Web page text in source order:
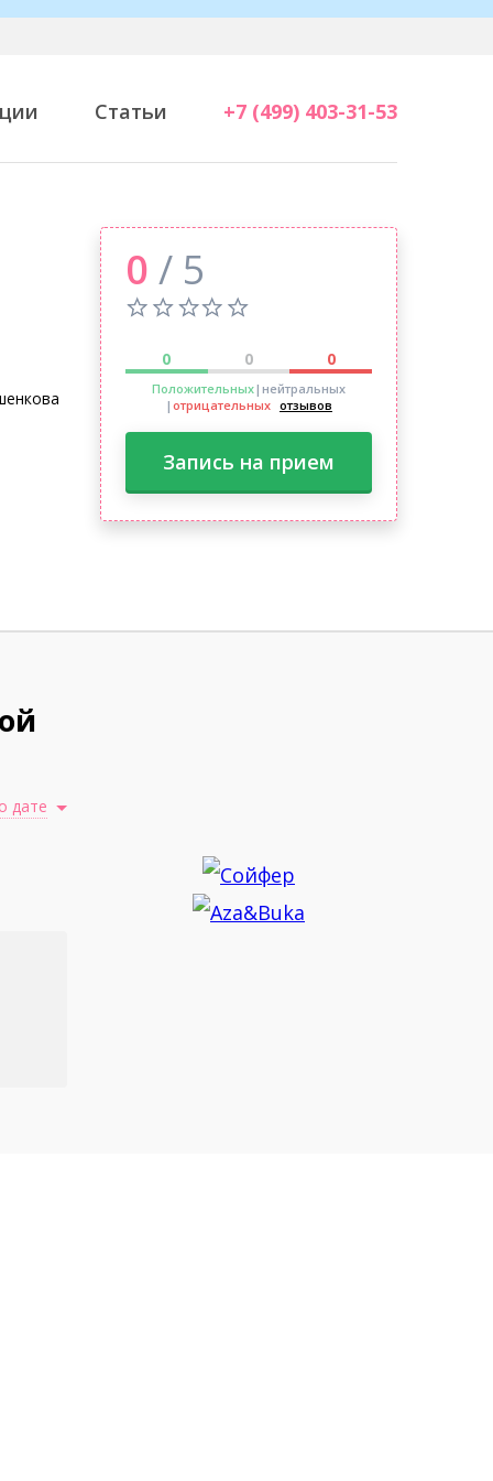
Статьи +7 (499) 403-31-53
0 / 5
0 0 0
Положительных|нейтральных
| отрицательных отзывов
Запись на прием
дате